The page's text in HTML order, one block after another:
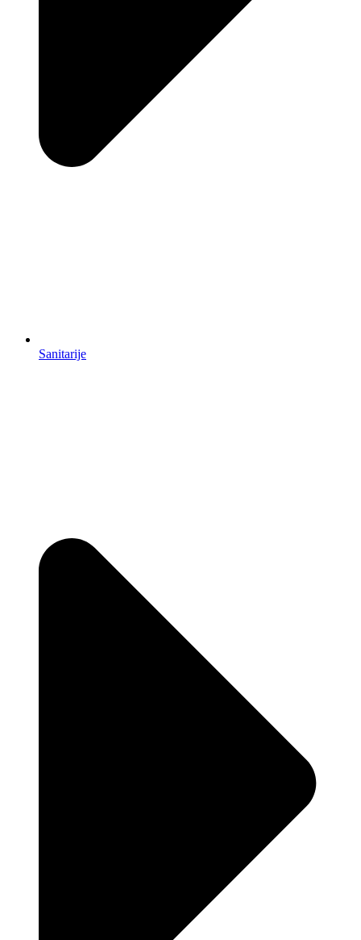
Sanitarije